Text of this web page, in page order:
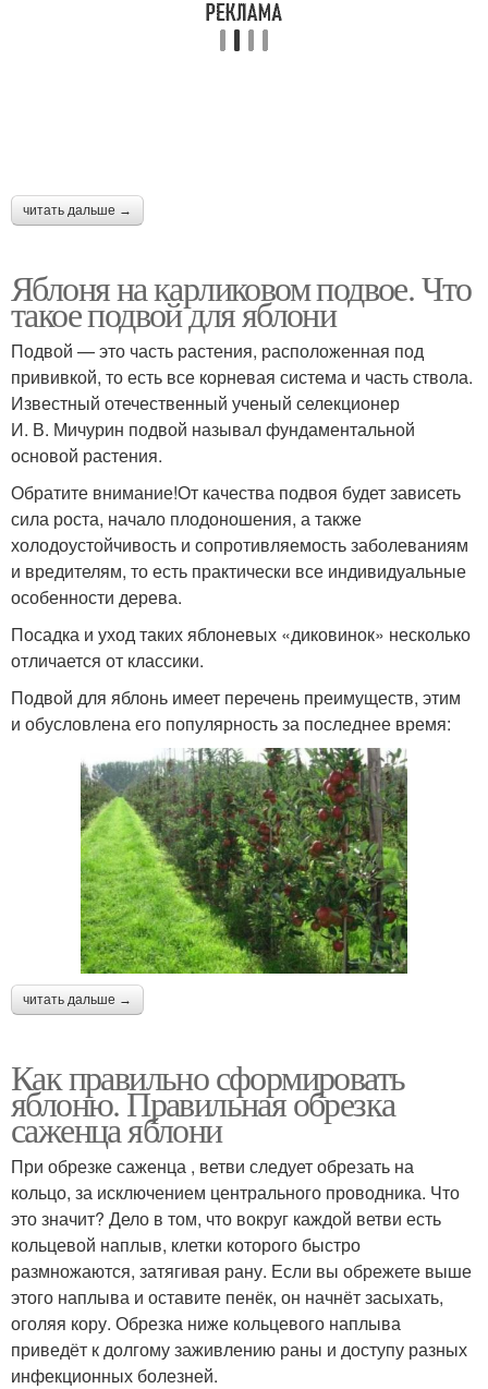
читать дальше →
Яблоня на карликовом подвое. Что
такое подвой для яблони
Подвой — это часть растения, расположенная под
прививкой, то есть все корневая система и часть ствола.
Известный отечественный ученый селекционер
И. В. Мичурин подвой называл фундаментальной
основой растения.
Обратите внимание!От качества подвоя будет зависеть
сила роста, начало плодоношения, а также
холодоустойчивость и сопротивляемость заболеваниям
и вредителям, то есть практически все индивидуальные
особенности дерева.
Посадка и уход таких яблоневых «диковинок» несколько
отличается от классики.
Подвой для яблонь имеет перечень преимуществ, этим
и обусловлена его популярность за последнее время:
читать дальше →
Как правильно сформировать
яблоню. Правильная обрезка
саженца яблони
При обрезке саженца , ветви следует обрезать на
кольцо, за исключением центрального проводника. Что
это значит? Дело в том, что вокруг каждой ветви есть
кольцевой наплыв, клетки которого быстро
размножаются, затягивая рану. Если вы обрежете выше
этого наплыва и оставите пенёк, он начнёт засыхать,
оголяя кору. Обрезка ниже кольцевого наплыва
приведёт к долгому заживлению раны и доступу разных
инфекционных болезней.